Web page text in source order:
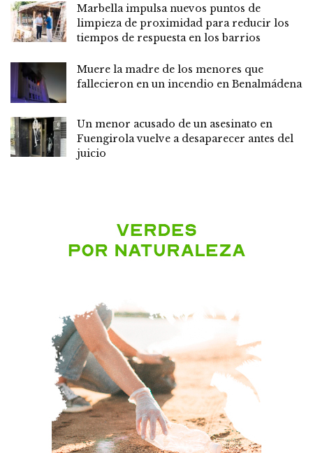
Marbella impulsa nuevos puntos de
limpieza de proximidad para reducir los
tiempos de respuesta en los barrios
Muere la madre de los menores que
fallecieron en un incendio en Benalmádena
Un menor acusado de un asesinato en
Fuengirola vuelve a desaparecer antes del
juicio